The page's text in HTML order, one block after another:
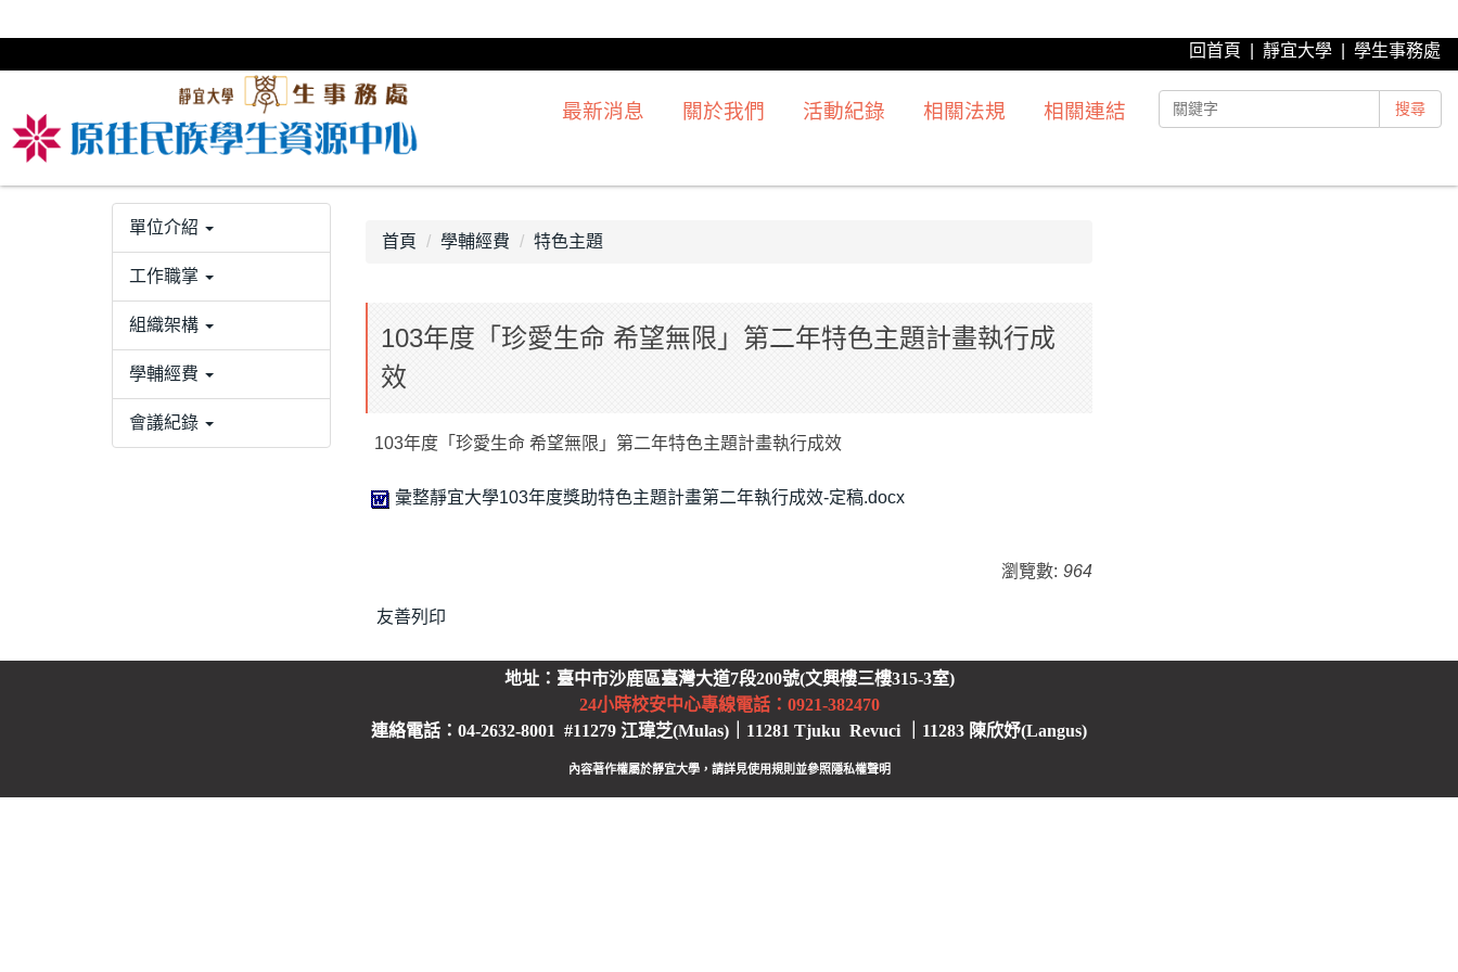
到
主
容
回首頁 靜宜大學 學生事務處
最新消息 關於我們 活動紀錄 相關法規 相關連結 搜尋
單位介紹
工作職掌
組織架構
學輔經費
會議紀錄
首頁 學輔經費 特色主題
103年度「珍愛生命 希望無限」第二年特色主題計畫執行成
效
103年度「珍愛生命 希望無限」第二年特色主題計畫執行成效
彙整靜宜大學103年度獎助特色主題計畫第二年執行成效-定稿.docx
瀏覽數: 964
友善列印
地址：臺中市沙鹿區臺灣大道7段200號(文興樓三樓315-3室)
24小時校安中心專線電話：0921-382470
連絡電話：04-2632-8001 #11279 江瑋芝(Mulas)｜11281 Tjuku Revuci ｜11283 陳欣妤(Langus)
內容著作權屬於靜宜大學，請詳見使用規則並參照隱私權聲明